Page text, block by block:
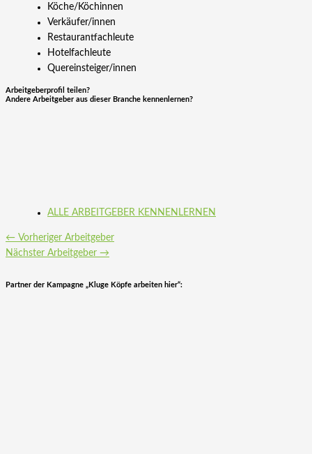
Köche/Köchinnen
Verkäufer/innen
Restaurantfachleute
Hotelfachleute
Quereinsteiger/innen
Arbeitgeberprofil teilen?
Andere Arbeitgeber aus dieser Branche kennenlernen?
ALLE ARBEITGEBER KENNENLERNEN
← Vorheriger Arbeitgeber
Nächster Arbeitgeber →
Partner der Kampagne „Kluge Köpfe arbeiten hier“: